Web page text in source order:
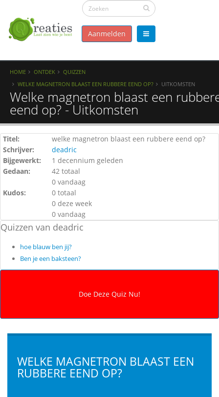
Aanmelden
HOME ONTDEK
QUIZZEN
WELKE MAGNETRON BLAAST EEN RUBBERE EEND OP?
UITKOMSTEN
Welke magnetron blaast een
eend op? - Uitkomsten
Titel:
welke magnetron blaast een rubbere eend op?
Schrijver:
deadric
Bijgewerkt:
1 decennium geleden
Gedaan:
42 totaal
0 vandaag
Kudos:
0 totaal
0 deze week
0 vandaag
Quizzen van deadric
hoe blauw ben jij?
Ben je een baksteen?
WELKE MAGNETRON BLAAST EEN
RUBBERE EEND OP?